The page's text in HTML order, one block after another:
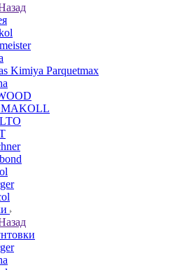
Kimiya Parquetmax